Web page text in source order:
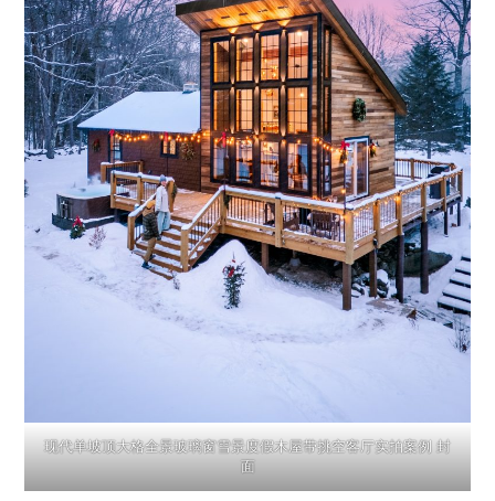
现代单坡顶大格全景玻璃窗雪景度假木屋带挑空客厅实拍案例 封
面